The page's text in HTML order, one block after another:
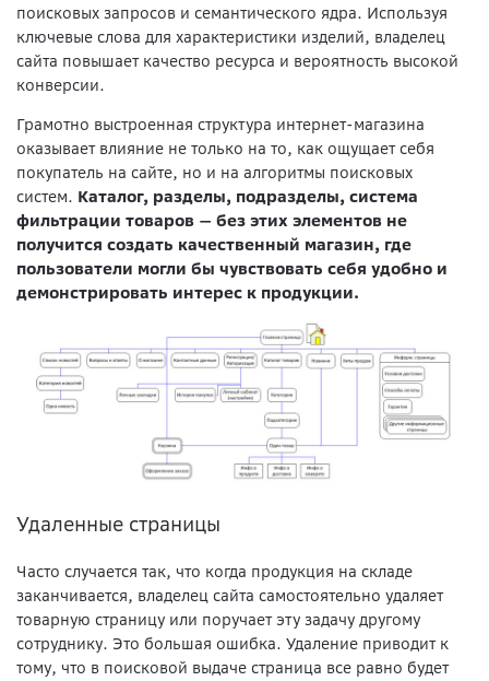
поисковых запросов и семантического ядра. Используя
ключевые слова для характеристики изделий, владелец
сайта повышает качество ресурса и вероятность высокой
конверсии.
Грамотно выстроенная структура интернет-магазина
оказывает влияние не только на то, как ощущает себя
покупатель на сайте, но и на алгоритмы поисковых
систем. Каталог, разделы, подразделы, система
фильтрации товаров — без этих элементов не
получится создать качественный магазин, где
пользователи могли бы чувствовать себя удобно и
демонстрировать интерес к продукции.
Удаленные страницы
Часто случается так, что когда продукция на складе
заканчивается, владелец сайта самостоятельно удаляет
товарную страницу или поручает эту задачу другому
сотруднику. Это большая ошибка. Удаление приводит к
тому, что в поисковой выдаче страница все равно будет